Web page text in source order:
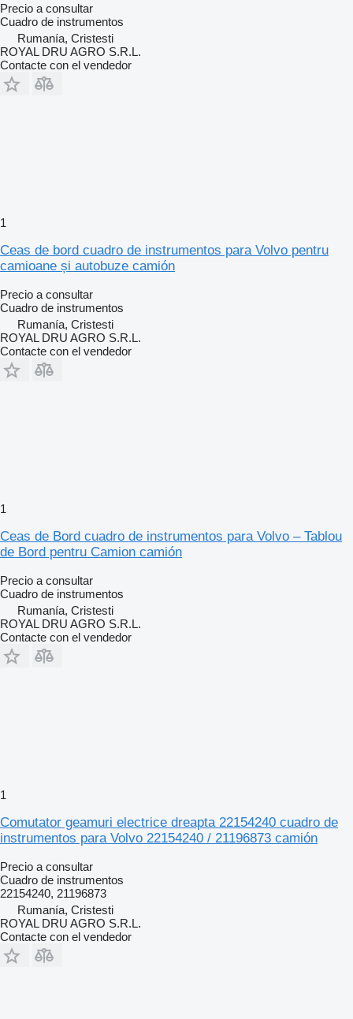
Precio a consultar
Cuadro de instrumentos
Rumanía, Cristesti
ROYAL DRU AGRO S.R.L.
Contacte con el vendedor
1
Ceas de bord cuadro de instrumentos para Volvo pentru
camioane și autobuze camión
Precio a consultar
Cuadro de instrumentos
Rumanía, Cristesti
ROYAL DRU AGRO S.R.L.
Contacte con el vendedor
1
Ceas de Bord cuadro de instrumentos para Volvo – Tablou
de Bord pentru Camion camión
Precio a consultar
Cuadro de instrumentos
Rumanía, Cristesti
ROYAL DRU AGRO S.R.L.
Contacte con el vendedor
1
Comutator geamuri electrice dreapta 22154240 cuadro de
instrumentos para Volvo 22154240 / 21196873 camión
Precio a consultar
Cuadro de instrumentos
22154240, 21196873
Rumanía, Cristesti
ROYAL DRU AGRO S.R.L.
Contacte con el vendedor